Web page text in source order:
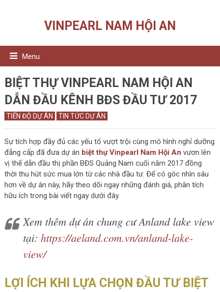
VINPEARL NAM HỘI AN
Menu
BIỆT THỰ VINPEARL NAM HỘI AN
DẪN ĐẦU KÊNH BĐS ĐẦU TƯ 2017
TIẾN ĐỘ DỰ ÁN TIN TỨC DỰ ÁN
Sự tích hợp đầy đủ các yếu tố vượt trội cùng mô hình nghỉ dưỡng
đẳng cấp đã đưa dự án biệt thự Vinpearl Nam Hội An vươn lên
vị thế dẫn đầu thị phần BĐS Quảng Nam cuối năm 2017 đồng
thời thu hút sức mua lớn từ các nhà đầu tư. Để có góc nhìn sâu
hơn về dự án này, hãy theo dõi ngay những đánh giá, phân tích
hữu ích trong bài viết ngay dưới đây.
Xem thêm dự án chung cư Anland lake view
tại: https://aeland.com.vn/anland-lake-
view/
LỢI ÍCH KHI LỰA CHỌN ĐẦU TƯ BIỆT